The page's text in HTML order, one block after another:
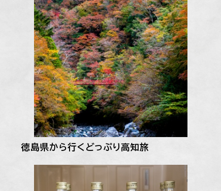
徳島県から行くどっぷり高知旅